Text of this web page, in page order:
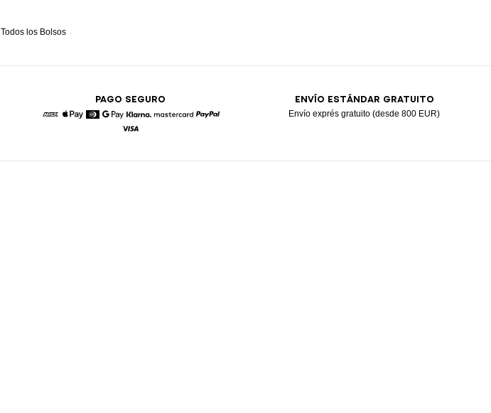
Todos los Bolsos
PAGO SEGURO
Google Pay
Klarna
ENVÍO ESTÁNDAR GRATUITO
Envío exprés gratuito (desde 800 EUR)